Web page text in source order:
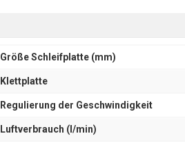
Größe Schleifplatte (mm)
Klettplatte
Regulierung der Geschwindigkeit
Luftverbrauch (l/min)